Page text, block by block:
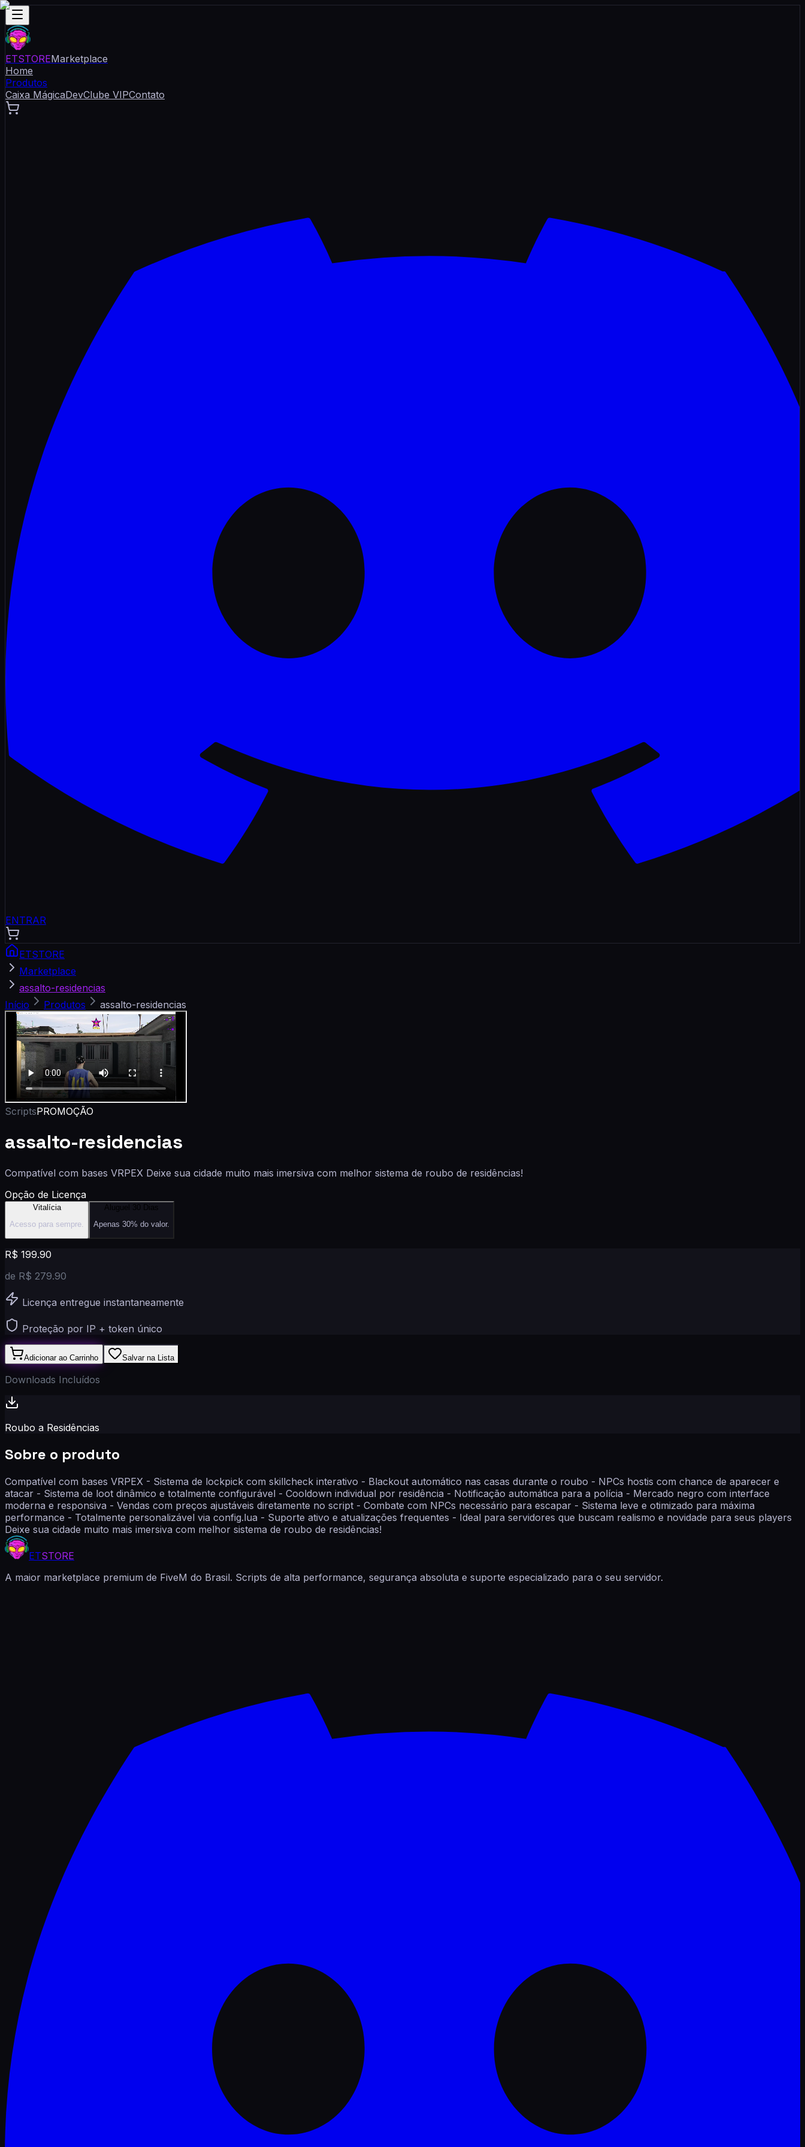
ETSTOREMarketplace
Home
Produtos
Caixa MágicaDevClube VIPContato
ENTRAR
ETSTORE
Marketplace
assalto-residencias
Início
Produtos assalto-residencias
ScriptsPROMOÇÃO
assalto-residencias
Compatível com bases VRPEX Deixe sua cidade muito mais imersiva com melhor sistema de roubo de residências!
Opção de Licença
Vitalícia
Acesso para sempre.
Aluguel 30 Dias
Apenas 30% do valor.
R$ 199.90
de R$ 279.90
Licença entregue instantaneamente
Proteção por IP + token único
Adicionar ao Carrinho Salvar na Lista
Downloads Incluídos
Roubo a Residências
Sobre o produto
Compatível com bases VRPEX - Sistema de lockpick com skillcheck interativo - Blackout automático nas casas durante o roubo - NPCs hostis com chance de aparecer e
atacar - Sistema de loot dinâmico e totalmente configurável - Cooldown individual por residência - Notificação automática para a polícia - Mercado negro com interface
moderna e responsiva - Vendas com preços ajustáveis diretamente no script - Combate com NPCs necessário para escapar - Sistema leve e otimizado para máxima
performance - Totalmente personalizável via config.lua - Suporte ativo e atualizações frequentes - Ideal para servidores que buscam realismo e novidade para seus players
Deixe sua cidade muito mais imersiva com melhor sistema de roubo de residências!
ETSTORE
A maior marketplace premium de FiveM do Brasil. Scripts de alta performance, segurança absoluta e suporte especializado para o seu servidor.